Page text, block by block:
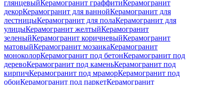
глянцевыйКерамогранит граффитиКерамогранит
декорКерамогранит для ваннойКерамогранит для
лестницыКерамогранит для полаКерамогранит для
улицыКерамогранит желтыйКерамогранит
зеленыйКерамогранит коричневыйКерамогранит
матовыйКерамогранит мозаикаКерамогранит
моноколорКерамогранит под бетонКерамогранит под
деревоКерамогранит под каменьКерамогранит под
кирпичКерамогранит под мраморКерамогранит под
обоиКерамогранит под паркетКерамогранит